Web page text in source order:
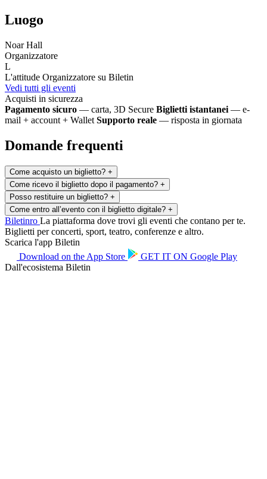
Luogo
Noar Hall
Organizzatore
L
L'attitude Organizzatore su Biletin
Vedi tutti gli eventi
Acquisti in sicurezza
Pagamento sicuro — carta, 3D Secure Biglietti istantanei — e-
mail + account + Wallet Supporto reale — risposta in giornata
Domande frequenti
Come acquisto un biglietto? +
Come ricevo il biglietto dopo il pagamento? +
Posso restituire un biglietto? +
Come entro all’evento con il biglietto digitale? +
Biletinro La piattaforma dove trovi gli eventi che contano per te.
Biglietti per concerti, sport, teatro, conferenze e altro.
Scarica l'app Biletin
Download on the App Store GET IT ON Google Play
Dall'ecosistema Biletin